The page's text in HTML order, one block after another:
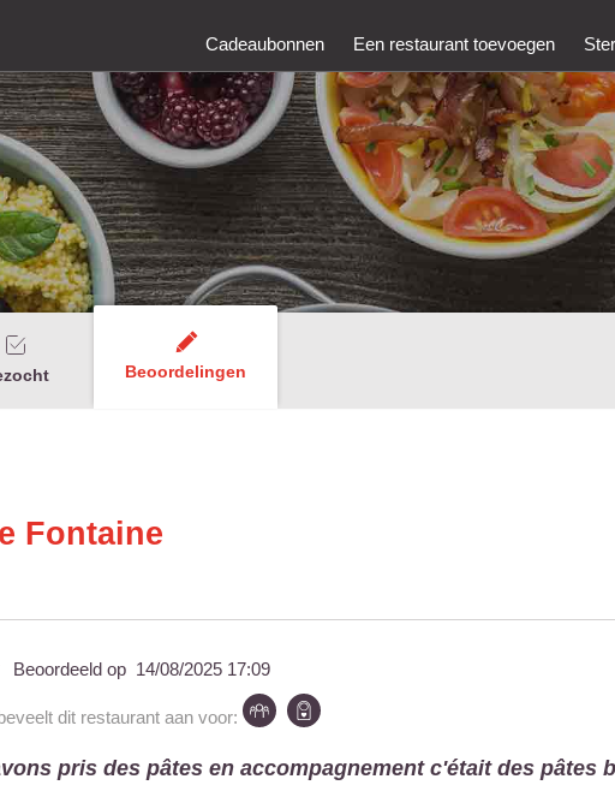
Cadeaubonnen Een restaurant toevoegen
Beoordelingen
Fontaine
Beoordeeld op 14/08/2025 17:09
dit restaurant aan voor:
pris des pâtes en accompagnement c'était des pâtes